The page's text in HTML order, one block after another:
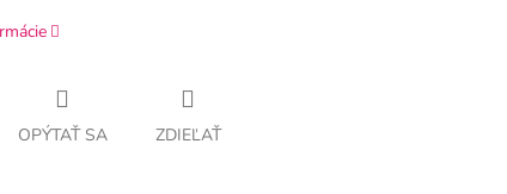
OPÝTAŤ SA ZDIEĽAŤ